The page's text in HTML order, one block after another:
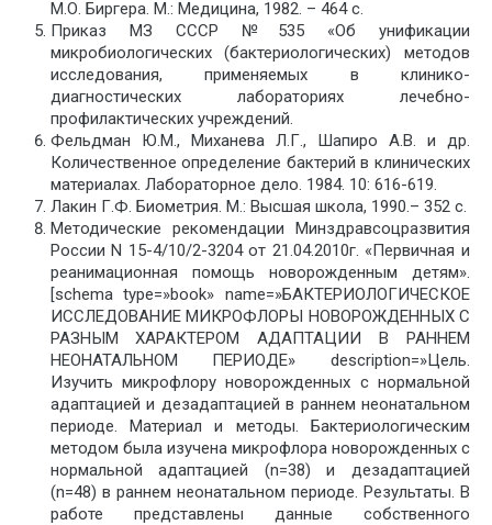
М.О. Биргера. М.: Медицина, 1982. – 464 с.
Приказ МЗ СССР №535 «Об унификации
микробиологических (бактериологических) методов
исследования, применяемых в клинико-
диагностических лабораториях лечебно-
профилактических учреждений.
Фельдман Ю.М., Миханева Л.Г., Шапиро А.В. и др.
Количественное определение бактерий в клинических
материалах. Лабораторное дело. 1984. 10: 616-619.
Лакин Г.Ф. Биометрия. М.: Высшая школа, 1990.– 352 с.
Методические рекомендации Минздравсоцразвития
России N 15-4/10/2-3204 от 21.04.2010г. «Первичная и
реанимационная помощь новорожденным детям».
[schema type=»book» name=»БАКТЕРИОЛОГИЧЕСКОЕ
ИССЛЕДОВАНИЕ МИКРОФЛОРЫ НОВОРОЖДЕННЫХ С
РАЗНЫМ ХАРАКТЕРОМ АДАПТАЦИИ В РАННЕМ
НЕОНАТАЛЬНОМ ПЕРИОДЕ» description=»Цель.
Изучить микрофлору новорожденных с нормальной
адаптацией и дезадаптацией в раннем неонатальном
периоде. Материал и методы. Бактериологическим
методом была изучена микрофлора новорожденных с
нормальной адаптацией (n=38) и дезадаптацией
(n=48) в раннем неонатальном периоде. Результаты. В
работе представлены данные собственного